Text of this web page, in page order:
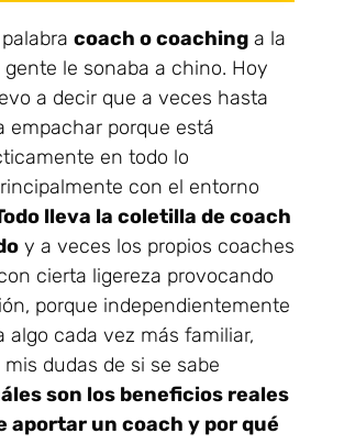
coach o coaching a la
le sonaba a chino. Hoy
a decir que a veces hasta
empachar porque está
en todo lo
con el entorno
lleva la coletilla de coach
y a veces los propios coaches
cierta ligereza provocando
porque independientemente
algo cada vez más familiar,
dudas de si se sabe
son los beneficios reales
aportar un coach y por qué